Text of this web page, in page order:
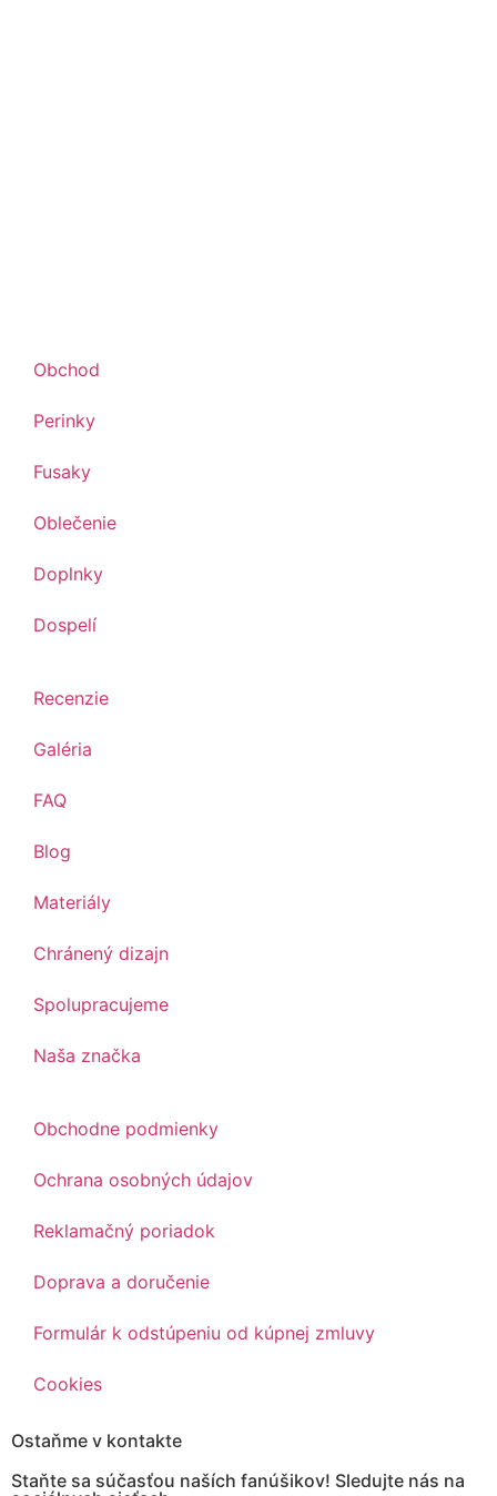
Obchod
Perinky
Fusaky
Oblečenie
Doplnky
Dospelí
Recenzie
Galéria
FAQ
Blog
Materiály
Chránený dizajn
Spolupracujeme
Naša značka
Obchodne podmienky
Ochrana osobných údajov
Reklamačný poriadok
Doprava a doručenie
Formulár k odstúpeniu od kúpnej zmluvy
Cookies
Ostaňme v kontakte
Staňte sa súčasťou naších fanúšikov! Sledujte nás na